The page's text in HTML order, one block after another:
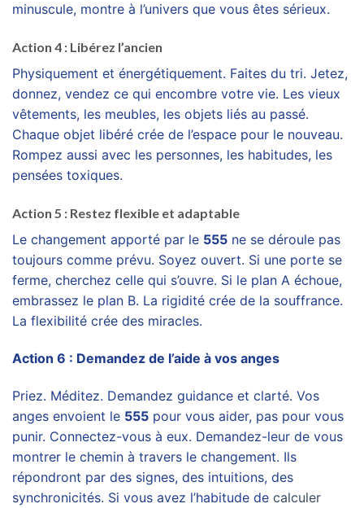
minuscule, montre à l’univers que vous êtes sérieux.
Action 4 : Libérez l’ancien
Physiquement et énergétiquement. Faites du tri. Jetez,
donnez, vendez ce qui encombre votre vie. Les vieux
vêtements, les meubles, les objets liés au passé.
Chaque objet libéré crée de l’espace pour le nouveau.
Rompez aussi avec les personnes, les habitudes, les
pensées toxiques.
Action 5 : Restez flexible et adaptable
Le changement apporté par le 555 ne se déroule pas
toujours comme prévu. Soyez ouvert. Si une porte se
ferme, cherchez celle qui s’ouvre. Si le plan A échoue,
embrassez le plan B. La rigidité crée de la souffrance.
La flexibilité crée des miracles.
Action 6 : Demandez de l’aide à vos anges
Priez. Méditez. Demandez guidance et clarté. Vos
anges envoient le 555 pour vous aider, pas pour vous
punir. Connectez-vous à eux. Demandez-leur de vous
montrer le chemin à travers le changement. Ils
répondront par des signes, des intuitions, des
synchronicités. Si vous avez l’habitude de calculer